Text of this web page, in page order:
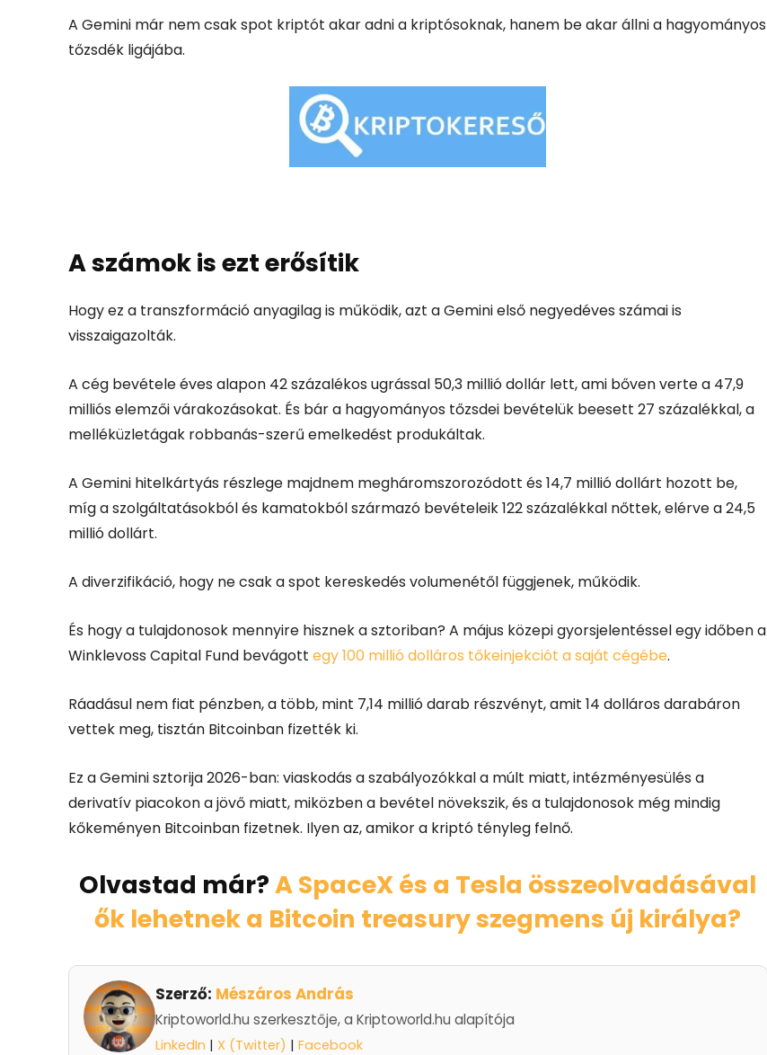
A Gemini már nem csak spot kriptót akar adni a kriptósoknak, hanem be akar állni a hagyományos
tőzsdék ligájába.
A számok is ezt erősítik
Hogy ez a transzformáció anyagilag is működik, azt a Gemini első negyedéves számai is
visszaigazolták.
A cég bevétele éves alapon 42 százalékos ugrással 50,3 millió dollár lett, ami bőven verte a 47,9
milliós elemzői várakozásokat. És bár a hagyományos tőzsdei bevételük beesett 27 százalékkal, a
melléküzletágak robbanás-szerű emelkedést produkáltak.
A Gemini hitelkártyás részlege majdnem megháromszorozódott és 14,7 millió dollárt hozott be,
míg a szolgáltatásokból és kamatokból származó bevételeik 122 százalékkal nőttek, elérve a 24,5
millió dollárt.
A diverzifikáció, hogy ne csak a spot kereskedés volumenétől függjenek, működik.
És hogy a tulajdonosok mennyire hisznek a sztoriban? A május közepi gyorsjelentéssel egy időben a
Winklevoss Capital Fund bevágott egy 100 millió dolláros tőkeinjekciót a saját cégébe.
Ráadásul nem fiat pénzben, a több, mint 7,14 millió darab részvényt, amit 14 dolláros darabáron
vettek meg, tisztán Bitcoinban fizették ki.
Ez a Gemini sztorija 2026-ban: viaskodás a szabályozókkal a múlt miatt, intézményesülés a
derivatív piacokon a jövő miatt, miközben a bevétel növekszik, és a tulajdonosok még mindig
kőkeményen Bitcoinban fizetnek. Ilyen az, amikor a kriptó tényleg felnő.
Olvastad már?A SpaceX és a Tesla összeolvadásával
ők lehetnek a Bitcoin treasury szegmens új királya?
Szerző: Mészáros András
Kriptoworld.hu szerkesztője, a Kriptoworld.hu alapítója
LinkedIn | X (Twitter) | Facebook